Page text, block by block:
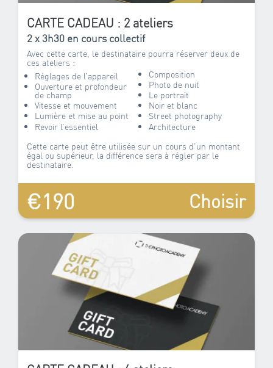
CARTE CADEAU : 2 ateliers
2 x 3h30 en cours collectif
Avec cette carte, le destinataire pourra réserver deux de
ces ateliers :
Réglages de l’appareil
Ouverture et profondeur
de champ
Vitesse et mouvement
Lumière et mise au point
Revoir l’essentiel
Composition
Photo de nuit
Le portrait
Noir et blanc
Street photography
Architecture
Cette carte peut être utilisée sur un cours d’un montant
égal ou supérieur, la différence sera à régler par le
destinataire.
€190 Choisir